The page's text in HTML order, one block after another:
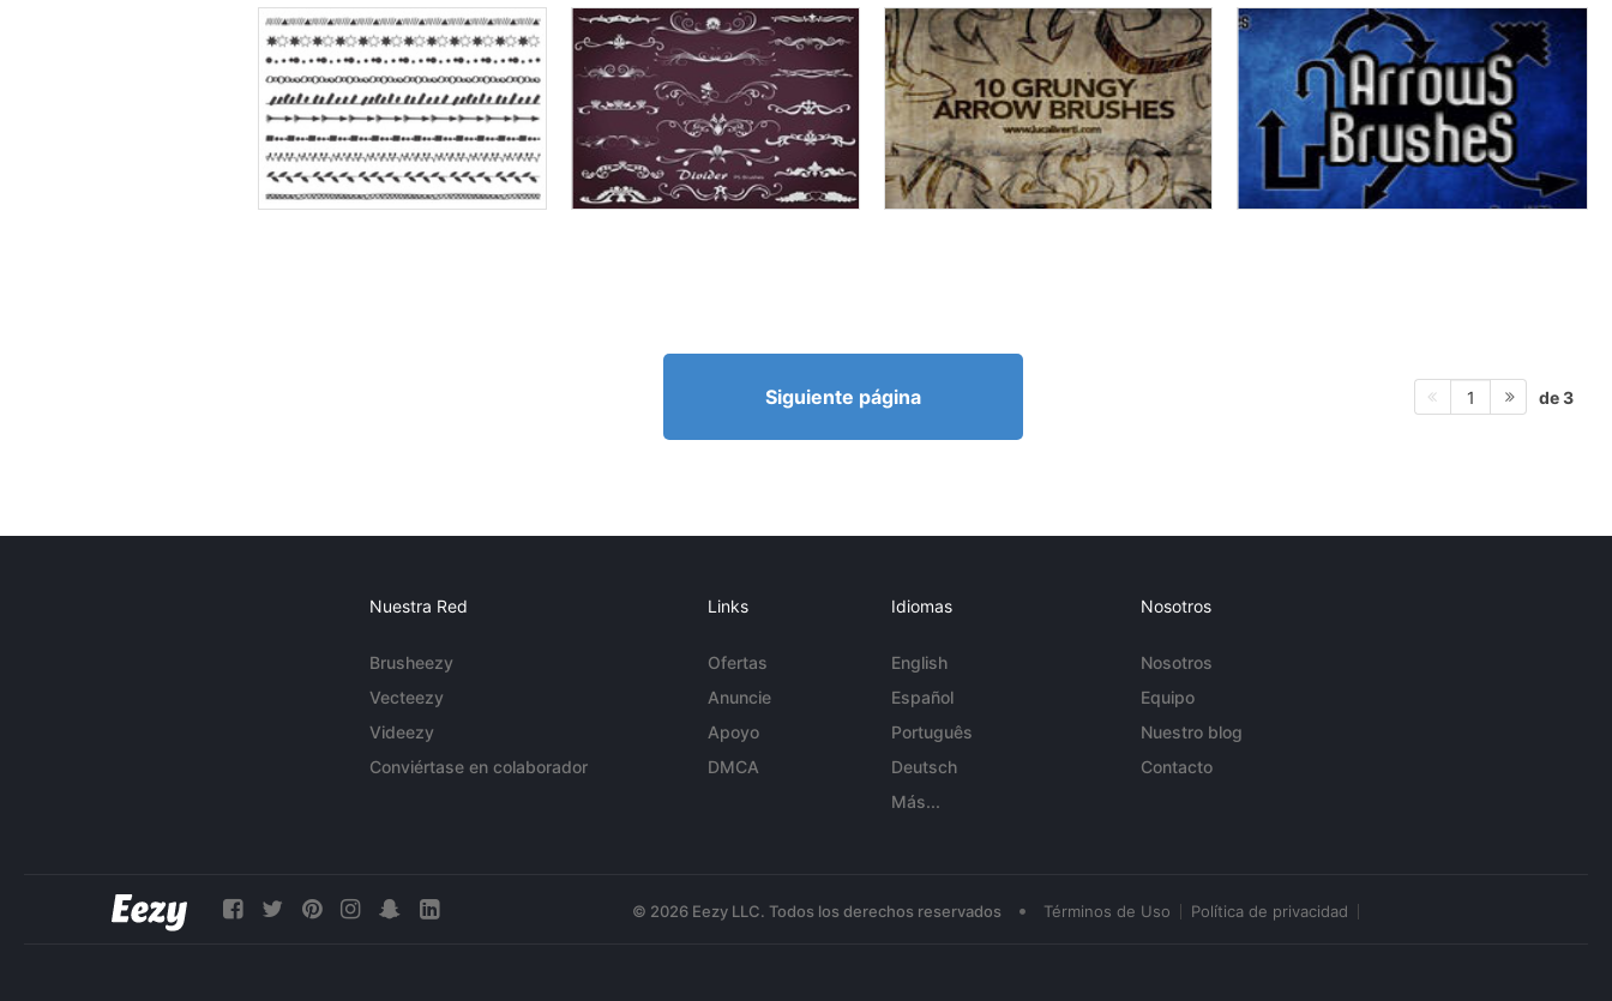
Siguiente página 1 de 3
Nuestra Red
Brusheezy
Vecteezy
Videezy
Conviértase en colaborador
Links
Ofertas
Anuncie
Apoyo
DMCA
Idiomas
English
Español
Português
Deutsch
Más...
Nosotros
Nosotros
Equipo
Nuestro blog
Contacto
© 2026 Eezy LLC. Todos los derechos reservados • Términos de Uso Política de privacidad